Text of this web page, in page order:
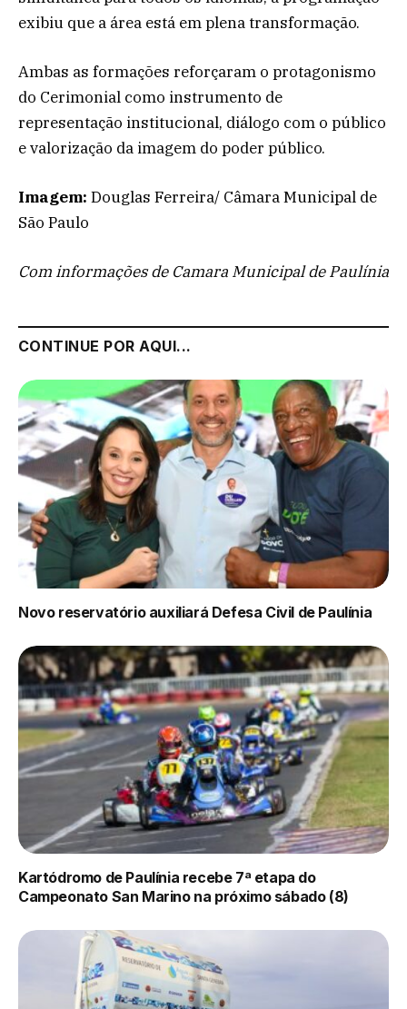
exibiu que a área está em plena transformação.
Ambas as formações reforçaram o protagonismo
do Cerimonial como instrumento de
representação institucional, diálogo com o público
e valorização da imagem do poder público.
Imagem: Douglas Ferreira/ Câmara Municipal de
São Paulo
Com informações de Camara Municipal de Paulínia
CONTINUE POR AQUI...
Novo reservatório auxiliará Defesa Civil de Paulínia
Kartódromo de Paulínia recebe 7ª etapa do
Campeonato San Marino na próximo sábado (8)